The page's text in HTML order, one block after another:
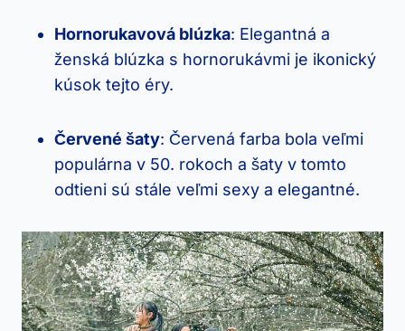
Hornorukavová blúzka: Elegantná a
ženská blúzka s hornorukávmi je ikonický
kúsok tejto éry.
Červené šaty: Červená farba bola veľmi
populárna v 50. rokoch a šaty v tomto
odtieni sú stále veľmi sexy a elegantné.